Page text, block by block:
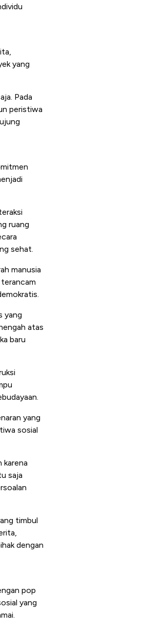
yang
Pada
peristiwa
ruang
sehat.
manusia
terancam
yang
atas
baru
yang
sosial
karena
saja
timbul
dengan
pop
yang